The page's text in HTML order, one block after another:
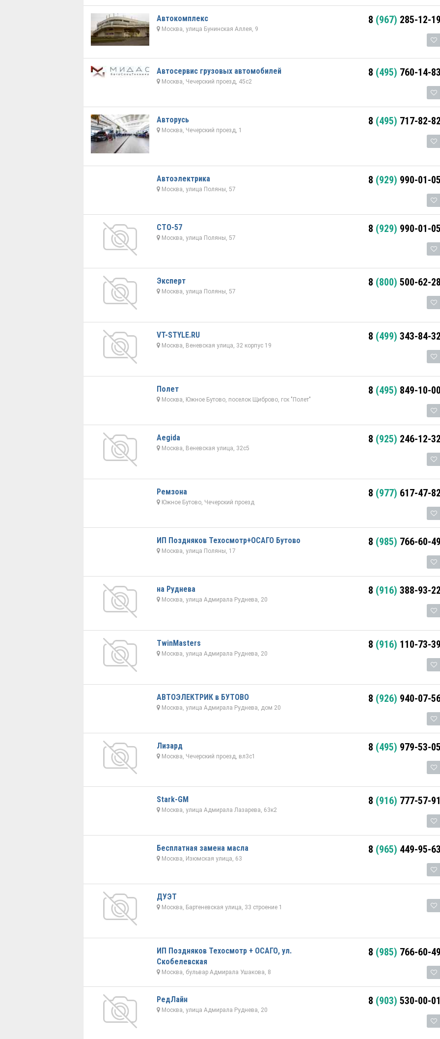
Автокомплекс
Москва, улица Бунинская Аллея, 9
8 (967) 285-12-19
Автосервис грузовых автомобилей
Москва, Чечерский проезд, 45с2
8 (495) 760-14-83
Авторусь
Москва, Чечерский проезд, 1
8 (495) 717-82-82
Автоэлектрика
Москва, улица Поляны, 57
8 (929) 990-01-05
СТО-57
Москва, улица Поляны, 57
8 (929) 990-01-05
Эксперт
Москва, улица Поляны, 57
8 (800) 500-62-28
VT-STYLE.RU
Москва, Веневская улица, 32 корпус 19
8 (499) 343-84-32
Полет
Москва, Южное Бутово, поселок Щиброво, гск "Полет"
8 (495) 849-10-00
Aegida
Москва, Веневская улица, 32с5
8 (925) 246-12-32
Ремзона
Южное Бутово, Чечерский проезд
8 (977) 617-47-82
ИП Поздняков Техосмотр+ОСАГО Бутово
Москва, улица Поляны, 17
8 (985) 766-60-49
на Руднева
Москва, улица Адмирала Руднева, 20
8 (916) 388-93-22
TwinMasters
Москва, улица Адмирала Руднева, 20
8 (916) 110-73-39
АВТОЭЛЕКТРИК в БУТОВО
Москва, улица Адмирала Руднева, дом 20
8 (926) 940-07-
Лизард
Москва, Чечерский проезд, вл3с1
8 (495) 979-53-05
Stark-GM
Москва, улица Адмирала Лазарева, 63к2
8 (916) 777-57-91
Бесплатная замена масла
Москва, Изюмская улица, 63
8 (965) 449-95-63
ДУЭТ
Москва, Бартеневская улица, 33 строение 1
ИП Поздняков Техосмотр + ОСАГО, ул.
Скобелевская
Москва, бульвар Адмирала Ушакова, 8
8 (985) 766-60-49
РедЛайн
Москва, улица Адмирала Руднева, 20
8 (903) 530-00-01